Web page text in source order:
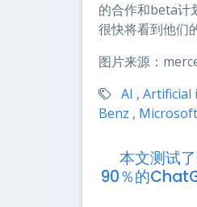
的合作和beta计
很快将看到他们
图片来源：
AI , Artificial
Benz , Microsoft
本文测试
90％的